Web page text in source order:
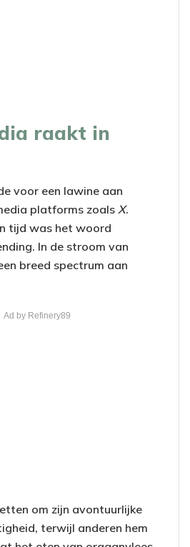
raakt in
voor een lawine aan
platforms zoals X.
tijd was het woord
In de stroom van
breed spectrum aan
Ad by Refinery89
om zijn avontuurlijke
terwijl anderen hem